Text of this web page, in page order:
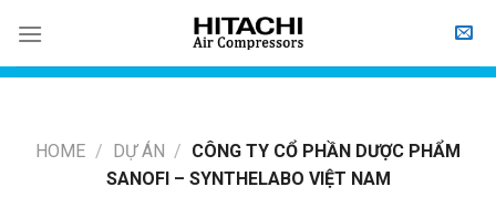
content
HOME / DỰ ÁN / CÔNG TY CỔ PHẦN DƯỢC PHẨM
SANOFI – SYNTHELABO VIỆT NAM